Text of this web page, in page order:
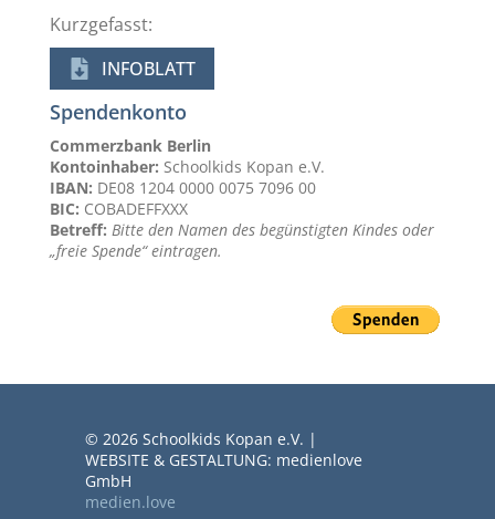
Kurzgefasst:
INFOBLATT
Spendenkonto
Commerzbank Berlin
Kontoinhaber: Schoolkids Kopan e.V.
IBAN: DE08 1204 0000 0075 7096 00
BIC: COBADEFFXXX
Betreff: Bitte den Namen des begünstigten Kindes oder
„freie Spende“ eintragen.
© 2026 Schoolkids Kopan e.V. |
WEBSITE & GESTALTUNG: medienlove
GmbH
medien.love